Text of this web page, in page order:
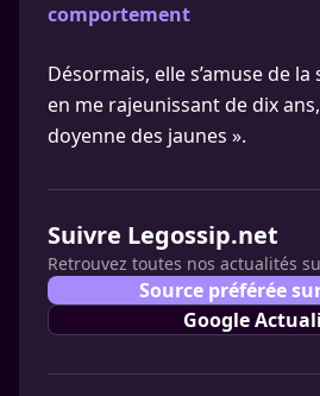
comportement
Désormais, elle s’amuse de
en me rajeunissant de dix
doyenne des jaunes ».
Suivre Legossip.net
Retrouvez toutes nos actualités
Source préférée
Google